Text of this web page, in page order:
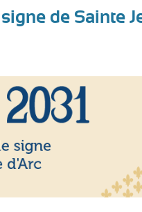
de Sainte